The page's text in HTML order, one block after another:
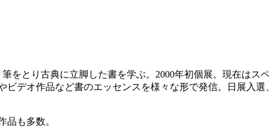
をとり古典に立脚した書を学ぶ。2000年初個展。現在は
ビデオ作品など書のエッセンスを様々な形で発信。日展入
品も多数。